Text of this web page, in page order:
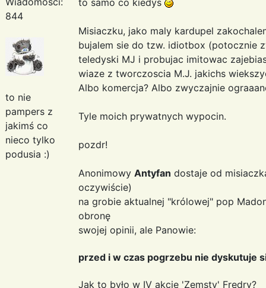
844
to nie
pampers z
jakimś co
nieco tylko
podusia :)
Misiaczku, jako maly kardupel
bujalem sie do tzw. idiotbox (potocznie
teledyski MJ i probujac imitowac
wiaze z tworczoscia M.J. jakichs
Albo komercja? Albo zwyczajnie
Tyle moich prywatnych wypocin.
pozdr!
Anonimowy Antyfan dostaje od
oczywiście)
na grobie aktualnej "królowej" pop
obronę
swojej opinii, ale Panowie:
przed i w czas pogrzebu nie dyskutuje
Jak to było w IV akcie 'Zemsty' Fredry?